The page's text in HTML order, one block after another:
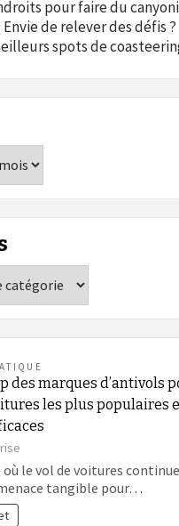
pour faire du
Envie de relever des défis ?
spots de
des marques d’antivols
les plus populaires
le vol de voitures
tangible pour…